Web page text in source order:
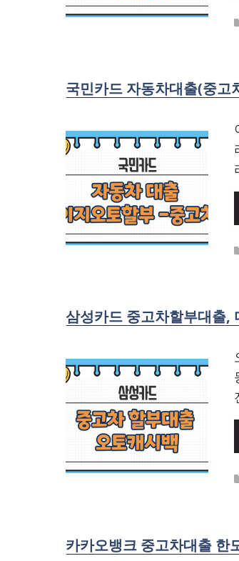
국민카드 자동차대출(중
삼성카드 중고차할부대출,
카카오뱅크 중고차대출 한